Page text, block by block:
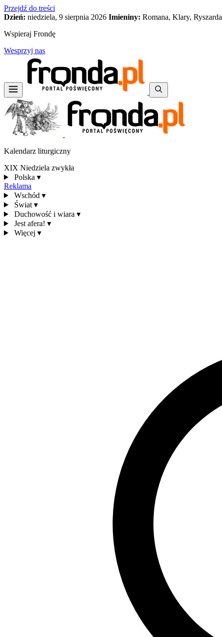
Przejdź do treści
Dzień: niedziela, 9 sierpnia 2026 Imieniny: Romana, Klary, Ryszarda
Wspieraj Frondę
Wesprzyj nas
Kalendarz liturgiczny
XIX Niedziela zwykła
Polska ▾
Reklama
Wschód ▾
Świat ▾
Duchowość i wiara ▾
Jest afera! ▾
Więcej ▾